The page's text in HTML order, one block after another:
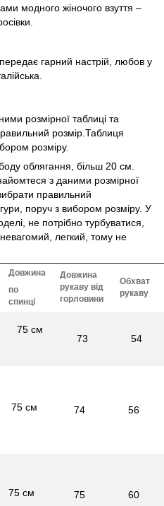
модного жіночого взуття –
гарний настрій, любов у
розмірної таблиці та
розмір.Таблиця
розміру.
облягання, більш 20 см.
з даними розмірної
правильний
поруч з вибором розміру. У
не потрібно турбуватися,
легкий, тому не
Довжина
по
спинці
Довжина
рукаву від
горловини
Обхват
рукаву
75 см
73
54
75 см 74 56
75 см 75 60